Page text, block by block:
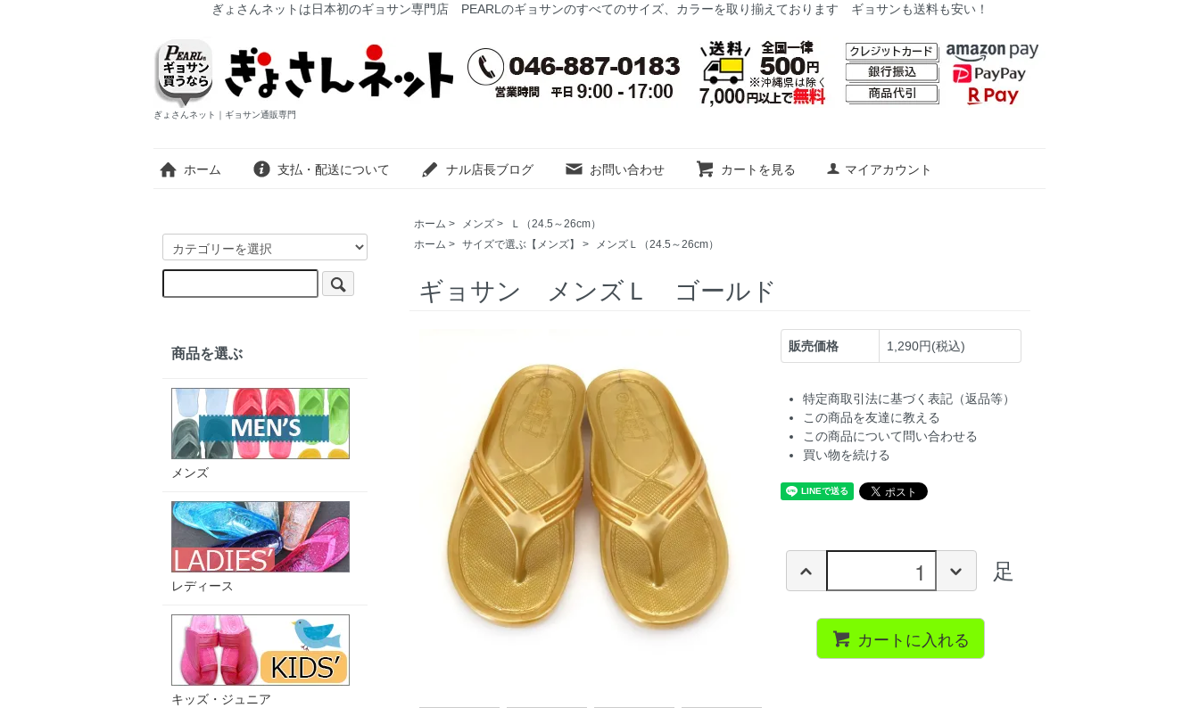
ぎょさんネットは日本初のギョサン専門店 PEARLのギョサンのすべてのサイズ、カラーを取り揃えております ギョサンも送料も安い！
ぎょさんネット｜ギョサン通販専門
ホーム 支払・配送について ナル店長ブログ お問い合わせ カートを見る マイアカウント
ホーム > メンズ >
Ｌ（24.5～26cm）
ホーム > サイズで選ぶ【メンズ】 > メンズＬ（24.5～26cm）
ギョサン メンズＬ ゴールド
販売価格 1,290円(税込)
特定商取引法に基づく表記（返品等）
この商品を友達に教える
この商品について問い合わせる
買い物を続ける
足
カートに入れる
商品を選ぶ
メンズ
レディース
キッズ・ジュニア